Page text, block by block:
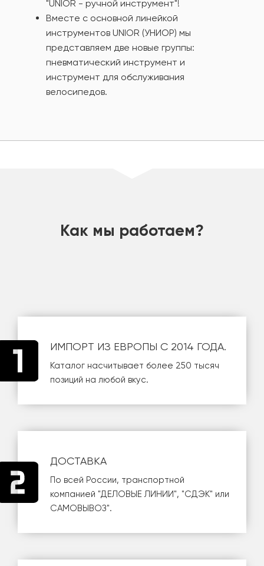
"UNIOR - ручной инструмент"!
Вместе с основной линейкой
инструментов UNIOR (УНИОР) мы
представляем две новые группы:
пневматический инструмент и
инструмент для обслуживания
велосипедов.
Как мы работаем?
ИМПОРТ ИЗ ЕВРОПЫ С 2014 ГОДА.
Каталог насчитывает более 250 тысяч
позиций на любой вкус.
ДОСТАВКА
По всей России, транспортной
компанией "ДЕЛОВЫЕ ЛИНИИ", "СДЭК" или
САМОВЫВОЗ".